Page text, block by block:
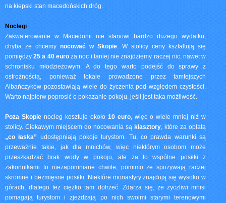
na kiepski stan macedońskich dróg.
Noclegi
Zakwaterowanie w Macedonii nie stanowi bardzo dużego wydatku,
chyba że chcemynocować w Skopie. W stolicy ceny kształtują się
pomiędzy25 a 40 euroza noc i taniej nie znajdziemy raczej nic, nawet w
schronisku młodzieżowym. A do tego warto podejść do sprawy z
ostrożnością, ponieważ lokale prowadzone przez tamtejszych
Albańczyków pozostawiają wiele do życzenia pod względem czystości.
Warto najpierw poprosić o pokazanie pokoju, jeśli jest taka możliwość.
Poza Skopie nocleg kosztuje około 10 euro, więc o wiele mniej niż w
stolicy. Ciekawym miejscem do nocowania sąklasztory, które za opłatą
„co łaska” udostępniają pokoje turystom. Tu, co prawda warunki są
przeważnie takie, jak dla mnichów, więc niektórym osobom może
przeszkadzać brak wody w pokoju, ale za to wspólne posiłki z
zakonnikami to niezapomniane chwile, pomimo że spożywają raczej
skromne i bezmięsne posiłki. Niektóre monastyry znajdują się wysoko w
górach, dlatego też ciężko tam dotrzeć. Zdarza się, że życzliwi mnisi
pomagają turystom i zjeżdżają po nich swoimi starymi terenowymi